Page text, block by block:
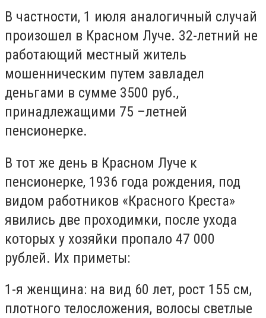
В частности, 1 июля аналогичный случай
произошел в Красном Луче. 32-летний не
работающий местный житель
мошенническим путем завладел
деньгами в сумме 3500 руб.,
принадлежащими 75 –летней
пенсионерке.
В тот же день в Красном Луче к
пенсионерке, 1936 года рождения, под
видом работников «Красного Креста»
явились две проходимки, после ухода
которых у хозяйки пропало 47 000
рублей. Их приметы:
1-я женщина: на вид 60 лет, рост 155 см,
плотного телосложения, волосы светлые